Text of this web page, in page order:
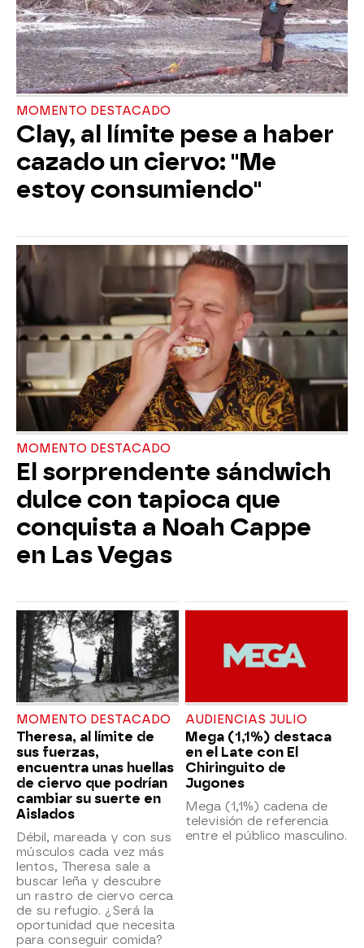
MOMENTO DESTACADO
Clay, al límite pese a haber
cazado un ciervo: "Me
estoy consumiendo"
MOMENTO DESTACADO
El sorprendente sándwich
dulce con tapioca que
conquista a Noah Cappe
en Las Vegas
MOMENTO DESTACADO
Theresa, al límite de
sus fuerzas,
encuentra unas huellas
de ciervo que podrían
cambiar su suerte en
Aislados
Débil, mareada y con sus
músculos cada vez más
lentos, Theresa sale a
buscar leña y descubre
un rastro de ciervo cerca
de su refugio. ¿Será la
oportunidad que necesita
para conseguir comida?
AUDIENCIAS JULIO
Mega (1,1%) destaca
en el Late con El
Chiringuito de
Jugones
Mega (1,1%) cadena de
televisión de referencia
entre el público masculino.